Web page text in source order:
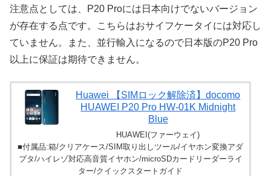
注意点としては、P20 Proには日本向けでないバージョン
が存在する点です。こちらはおサイフケータイには対応し
ていません。また、並行輸入になるので日本版のP20 Pro
以上に保証は期待できません。
Huawei 【SIMロック解除済】docomo
HUAWEI P20 Pro HW-01K Midnight
Blue
HUAWEI(ファーウェイ)
■付属品:箱/クリアケース/SIM取り出しツール/イヤホン変換アダ
プタ/ハイレゾ対応高音質イヤホン/microSDカードリーダーライ
ター/クイックスタートガイド